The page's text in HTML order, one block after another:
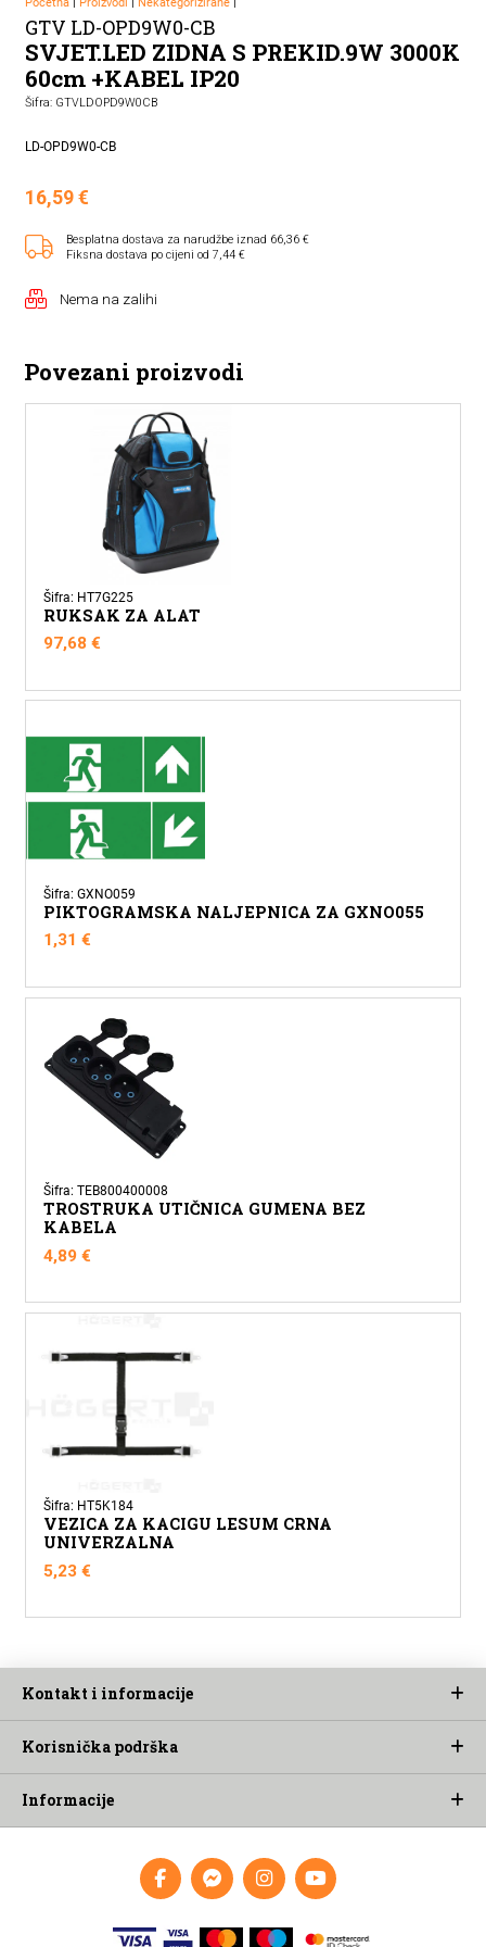
GTV LD-OPD9W0-CB
SVJET.LED ZIDNA S PREKID.9W 3000K
60cm +KABEL IP20
Šifra: GTVLDOPD9W0CB
LD-OPD9W0-CB
16,59€
Besplatna dostava za narudžbe iznad 66,36 €
Fiksna dostava po cijeni od 7,44 €
Nema na zalihi
Povezani proizvodi
Šifra: HT7G225
RUKSAK ZA ALAT
97,68€
Šifra: GXNO059
PIKTOGRAMSKA NALJEPNICA ZA GXNO055
1,31€
Šifra: TEB800400008
TROSTRUKA UTIČNICA GUMENA BEZ
KABELA
4,89€
Šifra: HT5K184
VEZICA ZA KACIGU LESUM CRNA
UNIVERZALNA
5,23€
Kontakt i informacije
Korisnička podrška
Informacije